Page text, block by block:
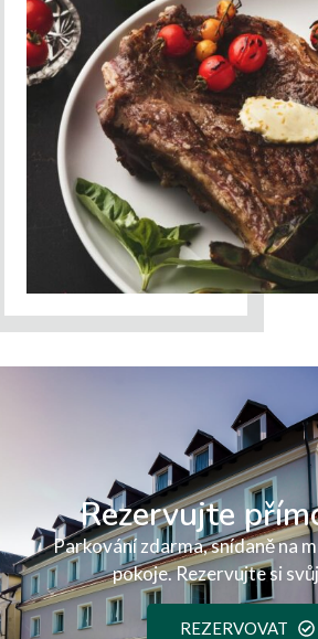
Rezervujte
Parkování zdarma, snídaně na
pokoje. Rezervujte si
REZERVOVAT